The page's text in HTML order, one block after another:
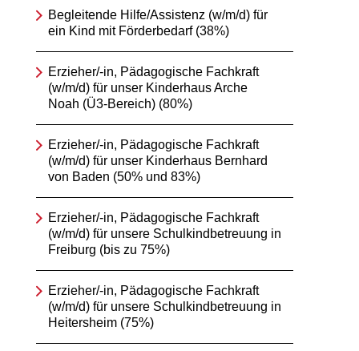
Begleitende Hilfe/Assistenz (w/m/d) für
ein Kind mit Förderbedarf (38%)
Erzieher/-in, Pädagogische Fachkraft
(w/m/d) für unser Kinderhaus Arche
Noah (Ü3-Bereich) (80%)
Erzieher/-in, Pädagogische Fachkraft
(w/m/d) für unser Kinderhaus Bernhard
von Baden (50% und 83%)
Erzieher/-in, Pädagogische Fachkraft
(w/m/d) für unsere Schulkindbetreuung in
Freiburg (bis zu 75%)
Erzieher/-in, Pädagogische Fachkraft
(w/m/d) für unsere Schulkindbetreuung in
Heitersheim (75%)